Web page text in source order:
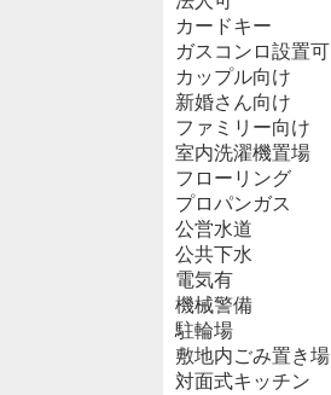
カードキー
ガスコンロ設置可
カップル向け
新婚さん向け
ファミリー向け
室内洗濯機置場
フローリング
プロパンガス
公営水道
公共下水
電気有
機械警備
駐輪場
敷地内ごみ置き場
対面式キッチン